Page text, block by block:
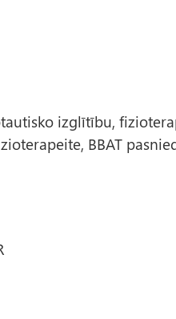
izglītību,
BBAT